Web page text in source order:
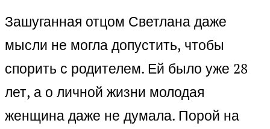
Зашуганная отцом Светлана даже
мысли не могла допустить, чтобы
спорить с родителем. Ей было уже 28
лет, а о личной жизни молодая
женщина даже не думала. Порой на